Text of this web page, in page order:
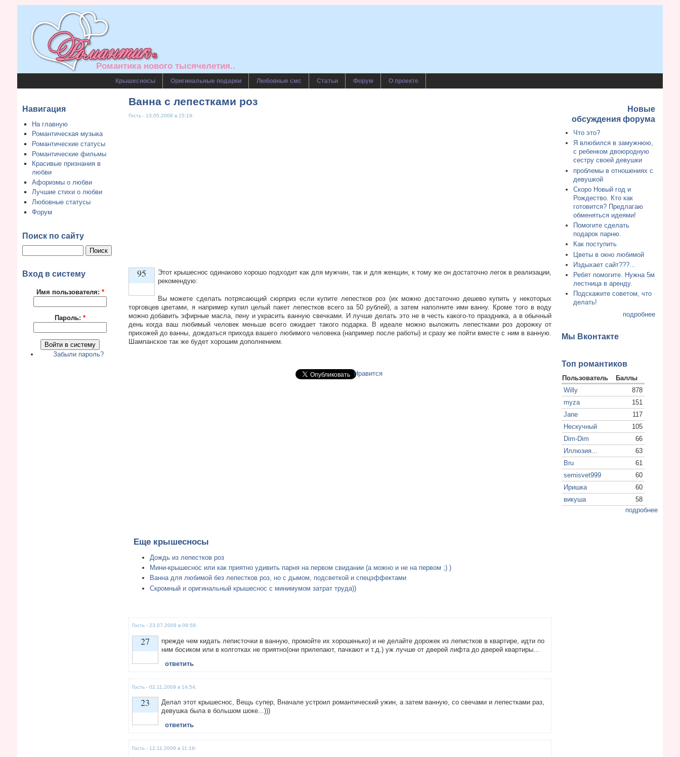
Романтика нового тысячелетия..
Крышесносы Оригинальные подарки Любовные смс Статьи Форум О проекте
Навигация
На главную
Романтическая музыка
Романтические статусы
Романтические фильмы
Красивые признания в
любви
Афоризмы о любви
Лучшие стихи о любви
Любовные статусы
Форум
Поиск по сайту
Вход в систему
Имя пользователя: *
Пароль:*
Забыли пароль?
Ванна с лепестками роз
Гость - 13.05.2008 в 15:19:
95
Этот крышеснос одинаково хорошо подходит как для мужчин, так и для женщин, к тому же он достаточно легок в реализации,
рекомендую:
Вы можете сделать потрясающий сюрприз если купите лепестков роз (их можно достаточно дешево купить у некоторых
торговцев цветами, я например купил целый пакет лепестков всего за 50 рублей), а затем наполните ими ванну. Кроме того в воду
можно добавить эфирные масла, пену и украсить ванную свечками. И лучше делать это не в честь какого-то праздника, а в обычный
день когда ваш любимый человек меньше всего ожидает такого подарка. В идеале можно выложить лепестками роз дорожку от
прихожей до ванны, дождаться прихода вашего любимого человека (например после работы) и сразу же пойти вместе с ним в ванную.
Шампанское так же будет хорошим дополнением.
Нравится
Еще крышесносы
Дождь из лепестков роз
Мини-крышеснос или как приятно удивить парня на первом свидании (а можно и не на первом ;) )
Ванна для любимой без лепестков роз, но с дымом, подсветкой и спецэффектами
Скромный и оригинальный крышеснос с минимумом затрат труда))
Гость - 23.07.2009 в 09:58:
27
прежде чем кидать леписточки в ванную, промойте их хорошенько) и не делайте дорожек из лепистков в квартире, идти по
ним босиком или в колготках не приятно(они прилепают, пачкают и т.д.) уж лучше от дверей лифта до дверей квартиры...
ответить
Гость - 02.11.2009 в 14:54:
23
Делал этот крышеснос, Вещь супер, Вначале устроил романтический ужин, а затем ванную, со свечами и лепестками раз,
девушка была в большом шоке...)))
ответить
Гость - 12.11.2009 в 11:19:
Новые
обсуждения форума
Что это?
Я влюбился в замужнюю,
с ребенком двоюродную
сестру своей девушки
проблемы в отношениях с
девушкой
Скоро Новый год и
Рождество. Кто как
готовится? Предлагаю
обменяться идеями!
Помогите сделать
подарок парню.
Как поступить
Цветы в окно любимой
Издыхает сайт???...
Ребят помогите. Нужна 5м
лестница в аренду.
Подскажите советом, что
делать!
подробнее
Мы Вконтакте
Топ романтиков
Пользователь
Баллы
Willy
878
myza
151
Jane
117
Нескучный
105
Dim-Dim
66
Иллюзия...
63
Bru
61
semisvet999
60
Иришка
60
викуша
58
подробнее